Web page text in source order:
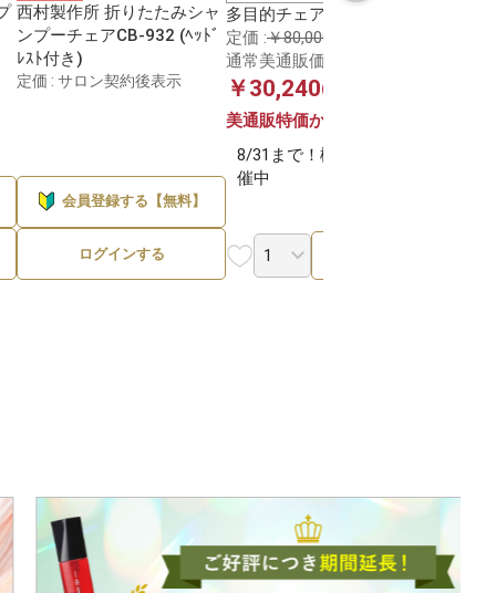
西村製作所 折りたたみシャ
ンプーチェアCB-932 (ﾍｯﾄﾞ
ﾚｽﾄ付き)
定価 : サロン契約後表示
会員登録する【無料】
ログインする
多目的チェア ブラック
定価 :￥80,000
通常美通販価格 :
￥30,240(税込￥33,264)
美通販特価から
8/31まで！機材セール開
催中